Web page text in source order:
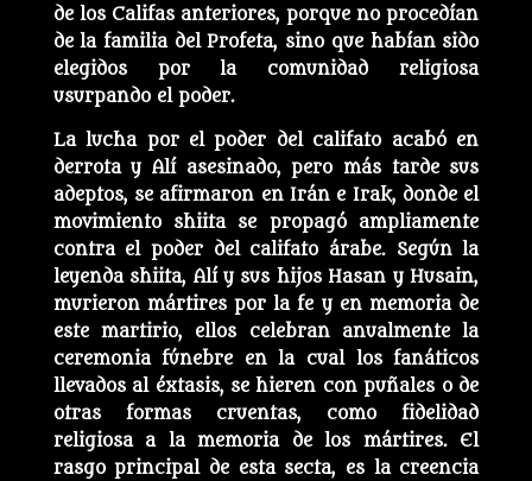
de los Califas anteriores, porque no procedían
de la familia del Profeta, sino que habían sido
elegidos por la comunidad religiosa
usurpando el poder.
La lucha por el poder del califato acabó en
derrota y Alí asesinado, pero más tarde sus
adeptos, se afirmaron en Irán e Irak, donde el
movimiento shiita se propagó ampliamente
contra el poder del califato árabe. Según la
leyenda shiita, Alí y sus hijos Hasan y Husain,
murieron mártires por la fe y en memoria de
este martirio, ellos celebran anualmente la
ceremonia fúnebre en la cual los fanáticos
llevados al éxtasis, se hieren con puñales o de
otras formas cruentas, como fidelidad
religiosa a la memoria de los mártires. El
rasgo principal de esta secta, es la creencia